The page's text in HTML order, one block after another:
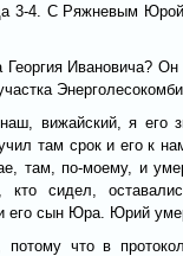
3-4. С Ряжневым
Ивановича?
вижайский, я его
там срок и его к
там, по-моему, и
кто сидел,
его сын Юра. Юрий
потому что в